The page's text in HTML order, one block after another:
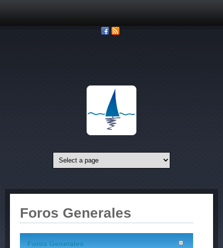
Foros Generales
Foros Generales